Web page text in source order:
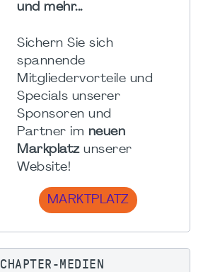
und mehr...
Sichern Sie sich
spannende
Mitgliedervorteile und
Specials unserer
Sponsoren und
Partner im neuen
Markplatzunserer
Website!
MARKTPLATZ
CHAPTER-MEDIEN